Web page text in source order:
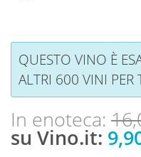
QUESTO VINO È
ALTRI 600 VINI PER
In enoteca:
su Vino.it: